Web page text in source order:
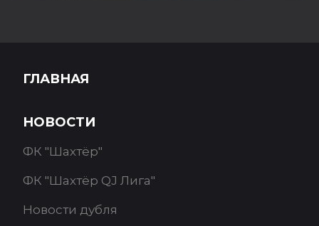
ГЛАВНАЯ
НОВОСТИ
ФК "Шахтёр"
ФК "Шахтёр QJ Лига"
Новости дубля